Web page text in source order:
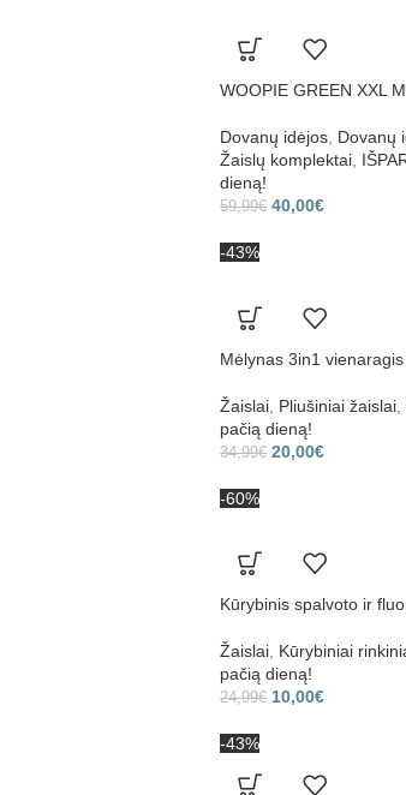
WOOPIE GREEN XXL
Dovanų idėjos Dovanų
Žaislų komplektai
dieną!
59,99€ 40,00€
-43%
Mėlynas 3in1
Žaislai Pliušiniai žaislai
pačią dieną!
34,99€ 20,00€
-60%
Kūrybinis spalvoto ir
Žaislai, Kūrybiniai
pačią dieną!
24,99€ 10,00€
-43%